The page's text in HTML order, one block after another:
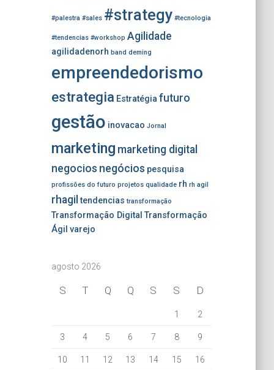
#palestra #sales #strategy #tecnologia
#tendencias #workshop Agilidade
agilidadenorh band deming
empreendedorismo
estrategia Estratégia futuro
gestão inovacao Jornal
marketing marketing digital
negocios negócios pesquisa
profissões do futuro projetos qualidade rh rh agil
rhagil tendencias transformação
Transformação Digital Transformação
Ágil varejo
agosto 2026
S T Q Q S S D
1 2
3 4 5 6 7 8 9
10 11 12 13 14 15 16